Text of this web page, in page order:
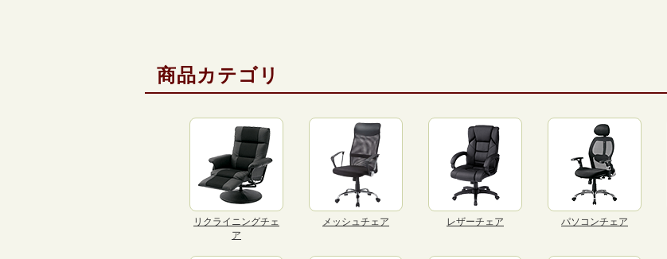
商品カテゴリ
リクライニングチェ
ア
メッシュチェア レザーチェア パソコンチェア